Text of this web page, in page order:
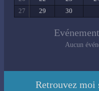
27
29 30
Aucun
Retrouvez moi